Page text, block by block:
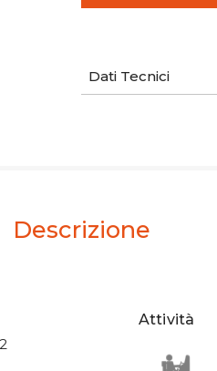
Dati Tecnici
Descrizione
Attività